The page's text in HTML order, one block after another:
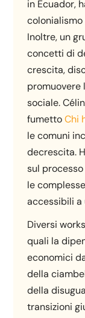
in Ecuador,
Inoltre, un
concetti di
crescita,
promuovere
sociale.
fumettoChi
le comuni
decrescita.
sul
le
accessibili a
Diversi
quali la
economici
della
della
transizioni